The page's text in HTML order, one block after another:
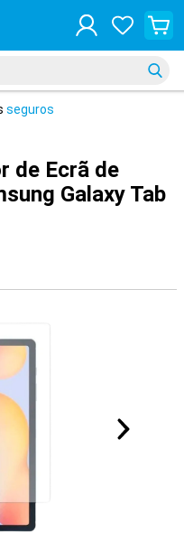
seguros
de Ecrã de
Galaxy Tab